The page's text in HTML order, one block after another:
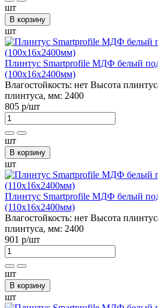
шт
В корзину
шт
Плинтус Smartprofile МДФ белый
(100х16х2400мм)
Влагостойкость: нет Высота
плинтуса, мм: 2400
805 р/шт
шт
В корзину
шт
Плинтус Smartprofile МДФ белый
(110х16х2400мм)
Влагостойкость: нет Высота
плинтуса, мм: 2400
901 р/шт
шт
В корзину
шт